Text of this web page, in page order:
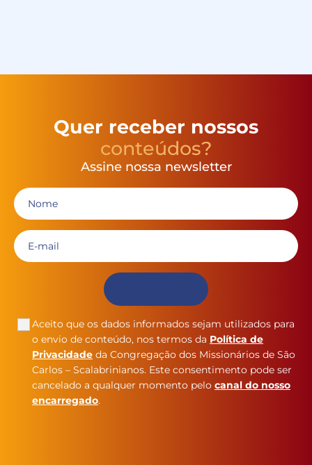
Quer receber nossos
conteúdos?
Assine nossa newsletter
Aceito que os dados informados sejam utilizados para
o envio de conteúdo, nos termos da Política de
Privacidade da Congregação dos Missionários de São
Carlos – Scalabrinianos. Este consentimento pode ser
cancelado a qualquer momento pelo canal do nosso
encarregado.